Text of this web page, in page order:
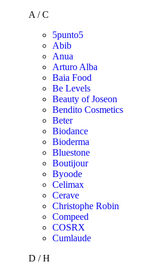
A / C
5punto5
Abib
Anua
Arturo Alba
Baia Food
Be Levels
Beauty of Joseon
Bendito Cosmetics
Beter
Biodance
Bioderma
Bluestone
Boutijour
Byoode
Celimax
Cerave
Christophe Robin
Compeed
COSRX
Cumlaude
D / H